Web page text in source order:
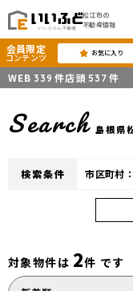
松江市の
不動産情報
会員限定
コンテンツ お気に入り
WEB 339 件店頭 537 件
Search 島根県
検索条件 市区町村：
対象物件は 2件 です